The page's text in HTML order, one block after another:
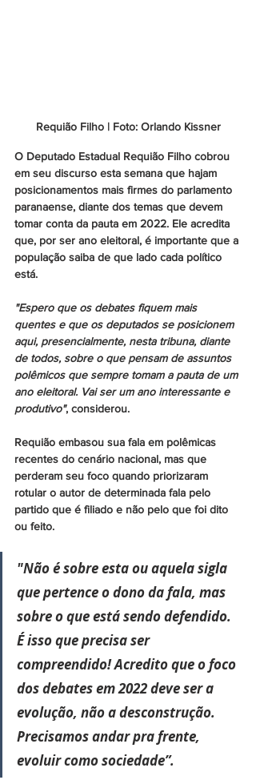
Requião Filho | Foto: Orlando Kissner
O Deputado Estadual Requião Filho cobrou
em seu discurso esta semana que hajam
posicionamentos mais firmes do parlamento
paranaense, diante dos temas que devem
tomar conta da pauta em 2022. Ele acredita
que, por ser ano eleitoral, é importante que a
população saiba de que lado cada político
está.
"Espero que os debates fiquem mais
quentes e que os deputados se posicionem
aqui, presencialmente, nesta tribuna, diante
de todos, sobre o que pensam de assuntos
polêmicos que sempre tomam a pauta de um
ano eleitoral. Vai ser um ano interessante e
produtivo", considerou.
Requião embasou sua fala em polêmicas
recentes do cenário nacional, mas que
perderam seu foco quando priorizaram
rotular o autor de determinada fala pelo
partido que é filiado e não pelo que foi dito
ou feito.
"Não é sobre esta ou aquela sigla
que pertence o dono da fala, mas
sobre o que está sendo defendido.
É isso que precisa ser
compreendido! Acredito que o foco
dos debates em 2022 deve ser a
evolução, não a desconstrução.
Precisamos andar pra frente,
evoluir como sociedade”.